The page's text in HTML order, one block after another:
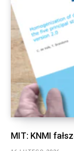
MIT: KNMI